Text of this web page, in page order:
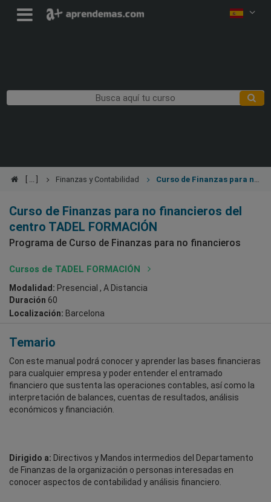
Finanzas y Contabilidad
Curso de Finanzas para no financieros del
centro TADEL FORMACIÓN
Programa de Curso de Finanzas para no financieros
Cursos de TADEL FORMACIÓN
Modalidad: Presencial , A Distancia
Duración 60
Localización: Barcelona
Temario
Con este manual podrá conocer y aprender las bases financieras
para cualquier empresa y poder entender el entramado
financiero que sustenta las operaciones contables, así como la
interpretación de balances, cuentas de resultados, análisis
económicos y financiación.
Dirigido a: Directivos y Mandos intermedios del Departamento
de Finanzas de la organización o personas interesadas en
conocer aspectos de contabilidad y análisis financiero.